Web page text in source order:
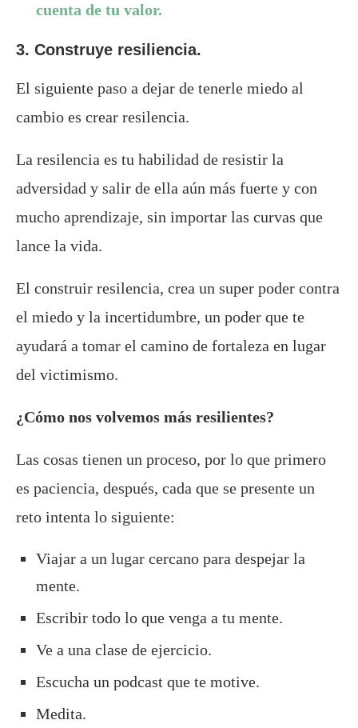
cuenta de tu valor.
3. Construye resiliencia.
El siguiente paso a dejar de tenerle miedo al
cambio es crear resilencia.
La resilencia es tu habilidad de resistir la
adversidad y salir de ella aún más fuerte y con
mucho aprendizaje, sin importar las curvas que
lance la vida.
El construir resilencia, crea un super poder contra
el miedo y la incertidumbre, un poder que te
ayudará a tomar el camino de fortaleza en lugar
del victimismo.
¿Cómo nos volvemos más resilientes?
Las cosas tienen un proceso, por lo que primero
es paciencia, después, cada que se presente un
reto intenta lo siguiente:
Viajar a un lugar cercano para despejar la
mente.
Escribir todo lo que venga a tu mente.
Ve a una clase de ejercicio.
Escucha un podcast que te motive.
Medita.